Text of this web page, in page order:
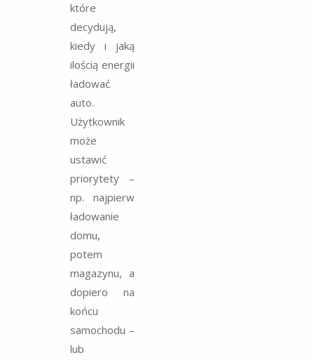
które
decydują,
kiedy i jaką
ilością energii
ładować
auto.
Użytkownik
może
ustawić
priorytety –
np. najpierw
ładowanie
domu,
potem
magazynu, a
dopiero na
końcu
samochodu –
lub